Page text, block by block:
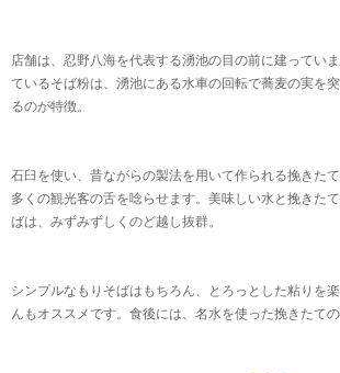
店舗は、忍野八海を代表する湧池の目の前に建ってい
ているそば粉は、湧池にある水車の回転で蕎麦の実を
るのが特徴。
石臼を使い、昔ながらの製法を用いて作られる挽きたて
多くの観光客の舌を唸らせます。美味しい水と挽きた
ばは、みずみずしくのど越し抜群。
シンプルなもりそばはもちろん、とろっとした粘りを
んもオススメです。食後には、名水を使った挽きたての